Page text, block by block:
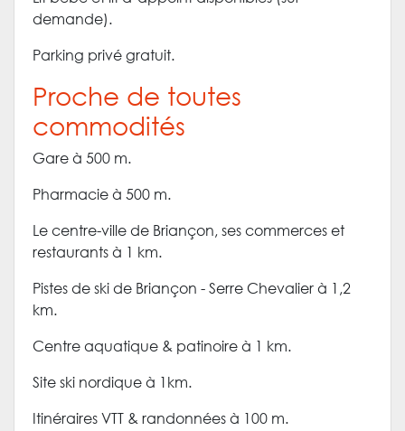
demande).
Parking privé gratuit.
Proche de toutes
commodités
Gare à 500 m.
Pharmacie à 500 m.
Le centre-ville de Briançon, ses commerces et
restaurants à 1 km.
Pistes de ski de Briançon - Serre Chevalier à 1,2
km.
Centre aquatique & patinoire à 1 km.
Site ski nordique à 1km.
Itinéraires VTT & randonnées à 100 m.